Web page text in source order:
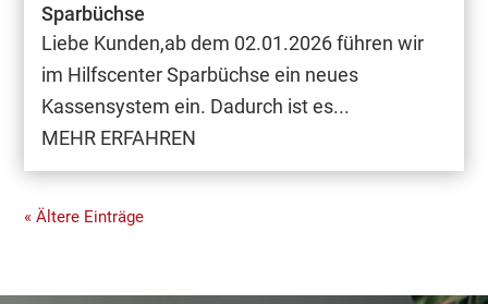
Sparbüchse
Liebe Kunden,​ab dem 02.01.2026 führen wir
im Hilfscenter Sparbüchse ein neues
Kassensystem ein. ​Dadurch ist es...
MEHR ERFAHREN
« Ältere Einträge